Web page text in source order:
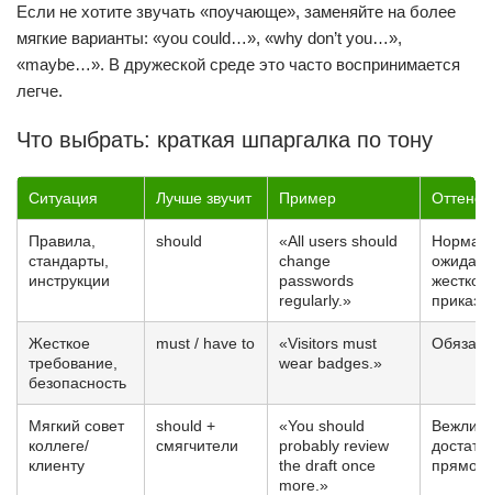
Если не хотите звучать «поучающе», заменяйте на более
мягкие варианты: «you could…», «why don’t you…»,
«maybe…». В дружеской среде это часто воспринимается
легче.
Что выбрать: краткая шпаргалка по тону
Ситуация Лучше звучит Пример Оттенок
Правила,
стандарты,
инструкции
should
«All users should
change
passwords
regularly.»
Норма/
приказа
Жесткое
требование,
безопасность
must / have to
«Visitors must
wear badges.»
Мягкий совет
коллеге/
клиенту
should +
смягчители
«You should
probably review
the draft once
more.»
прямо